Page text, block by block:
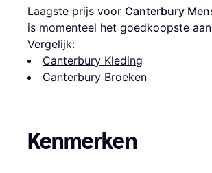
Laagste prijs voor Canterbury
is momenteel het goedkoopste
Vergelijk:
Canterbury Kleding
Canterbury Broeken
Kenmerken